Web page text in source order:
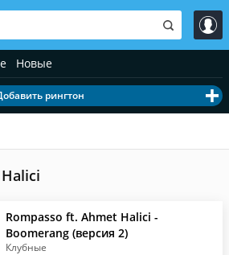
Новые
рингтон
Rompasso ft. Ahmet Halici -
Boomerang (версия 2)
Клубные